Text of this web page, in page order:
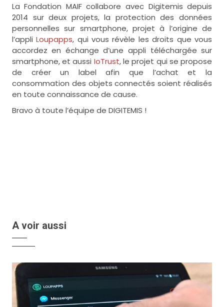
La Fondation MAIF collabore avec Digitemis depuis
2014 sur deux projets, la protection des données
personnelles sur smartphone, projet à l’origine de
l’appli Loupapps, qui vous révèle les droits que vous
accordez en échange d’une appli téléchargée sur
smartphone, et aussi IoTrust, le projet qui se propose
de créer un label afin que l’achat et la
consommation des objets connectés soient réalisés
en toute connaissance de cause.
Bravo à toute l’équipe de DIGITEMIS !
A voir aussi